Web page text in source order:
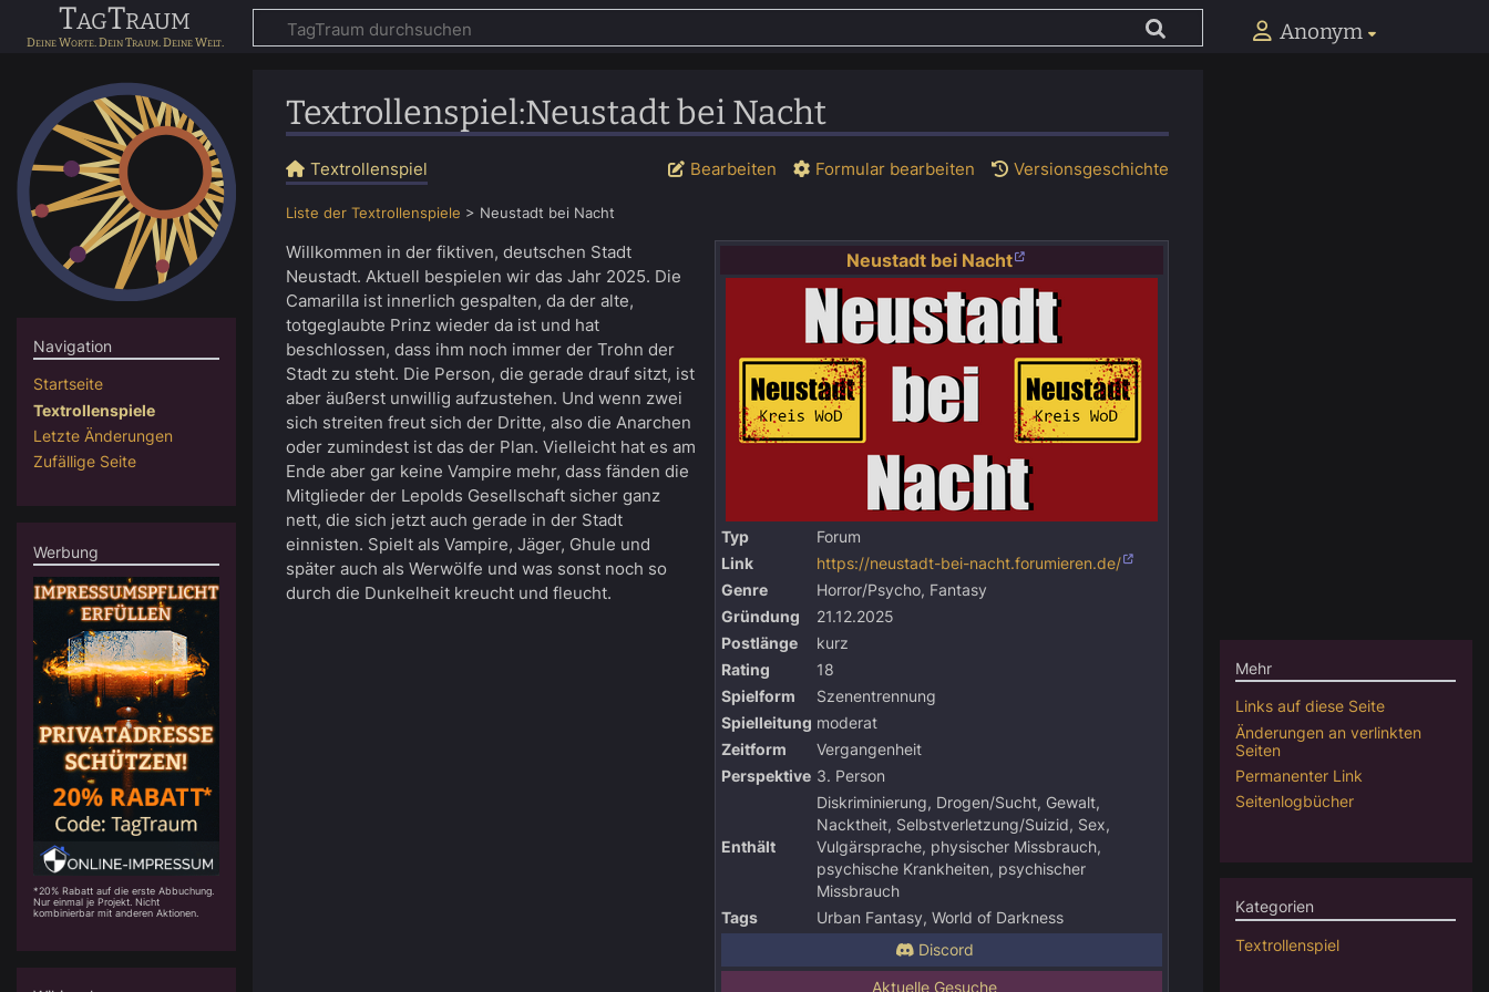
Anonym
TagTraum
Textrollenspiel:Neustadt bei Nacht
Textrollenspiel Bearbeiten Formular bearbeiten Versionsgeschichte
Liste der Textrollenspiele > Neustadt bei Nacht
Neustadt bei Nacht
Typ
Forum
Link
https://neustadt-bei-nacht.forumieren.de/
Genre
Horror/Psycho, Fantasy
Gründung
21.12.2025
Postlänge
kurz
Rating
18
Spielform
Szenentrennung
Spielleitung moderat
Zeitform
Vergangenheit
Perspektive 3. Person
Enthält
Diskriminierung, Drogen/Sucht, Gewalt,
Nacktheit, Selbstverletzung/Suizid, Sex,
Vulgärsprache, physischer Missbrauch,
psychische Krankheiten, psychischer
Missbrauch
Tags
Urban Fantasy, World of Darkness
Discord
Aktuelle Gesuche
Willkommen in der fiktiven, deutschen Stadt
Neustadt. Aktuell bespielen wir das Jahr 2025. Die
Camarilla ist innerlich gespalten, da der alte,
totgeglaubte Prinz wieder da ist und hat
beschlossen, dass ihm noch immer der Trohn der
Stadt zu steht. Die Person, die gerade drauf sitzt, ist
aber äußerst unwillig aufzustehen. Und wenn zwei
sich streiten freut sich der Dritte, also die Anarchen
oder zumindest ist das der Plan. Vielleicht hat es am
Ende aber gar keine Vampire mehr, dass fänden die
Mitglieder der Lepolds Gesellschaft sicher ganz
nett, die sich jetzt auch gerade in der Stadt
einnisten. Spielt als Vampire, Jäger, Ghule und
später auch als Werwölfe und was sonst noch so
durch die Dunkelheit kreucht und fleucht.
Navigation
Startseite
Textrollenspiele
Letzte Änderungen
Zufällige Seite
Werbung
*20% Rabatt auf die erste Abbuchung.
Nur einmal je Projekt. Nicht
kombinierbar mit anderen Aktionen.
Mehr
Links auf diese Seite
Änderungen an verlinkten
Seiten
Permanenter Link
Seitenlogbücher
Kategorien
Textrollenspiel